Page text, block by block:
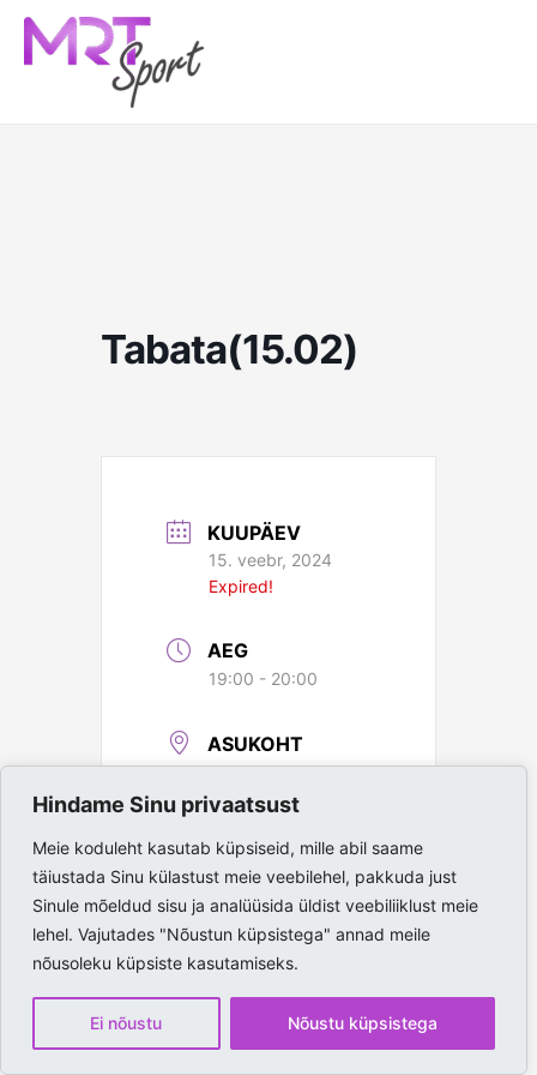
Hindame Sinu privaatsust
Meie koduleht kasutab küpsiseid, mille abil saame
täiustada Sinu külastust meie veebilehel, pakkuda just
Sinule mõeldud sisu ja analüüsida üldist veebiliiklust meie
lehel. Vajutades "Nõustun küpsistega" annad meile
nõusoleku küpsiste kasutamiseks.
Ei nõustu Nõustu küpsistega
content
Tabata(15.02)
KUUPÄEV
15. veebr, 2024
Expired!
AEG
19:00 - 20:00
ASUKOHT